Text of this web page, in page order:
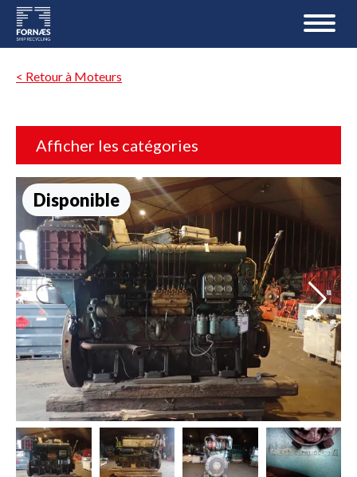
< Retour à Moteurs
Afficher les catégories
Disponible